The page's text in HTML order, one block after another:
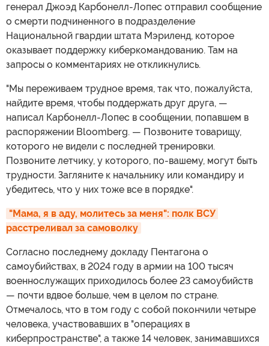
генерал Джоэд Карбонелл-Лопес отправил сообщение
о смерти подчиненного в подразделение
Национальной гвардии штата Мэриленд, которое
оказывает поддержку киберкомандованию. Там на
запросы о комментариях не откликнулись.
"Мы переживаем трудное время, так что, пожалуйста,
найдите время, чтобы поддержать друг друга, —
написал Карбонелл-Лопес в сообщении, попавшем в
распоряжении Bloomberg. — Позвоните товарищу,
которого не видели с последней тренировки.
Позвоните летчику, у которого, по-вашему, могут быть
трудности. Загляните к начальнику или командиру и
убедитесь, что у них тоже все в порядке".
"Мама, я в аду, молитесь за меня": полк ВСУ
расстреливал за самоволку
Согласно последнему докладу Пентагона о
самоубийствах, в 2024 году в армии на 100 тысяч
военнослужащих приходилось более 23 самоубийств
— почти вдвое больше, чем в целом по стране.
Отмечалось, что в том году с собой покончили четыре
человека, участвовавших в "операциях в
киберпространстве", а также 14 человек, занимавшихся